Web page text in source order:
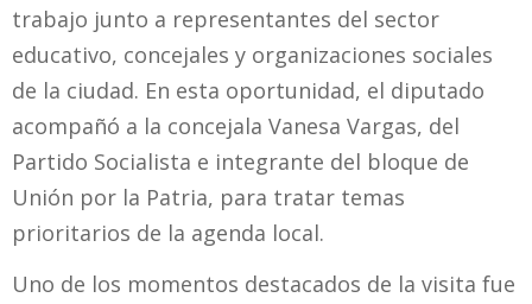
trabajo junto a representantes del sector
educativo, concejales y organizaciones sociales
de la ciudad. En esta oportunidad, el diputado
acompañó a la concejala Vanesa Vargas, del
Partido Socialista e integrante del bloque de
Unión por la Patria, para tratar temas
prioritarios de la agenda local.
Uno de los momentos destacados de la visita fue